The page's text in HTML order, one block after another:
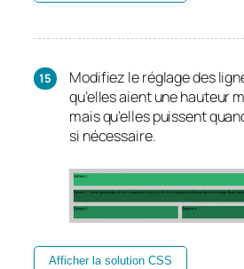
Modifiez le réglage des
qu’elles aient une hauteur
mais qu’elles puissent
si nécessaire.
Afficher la solution CSS